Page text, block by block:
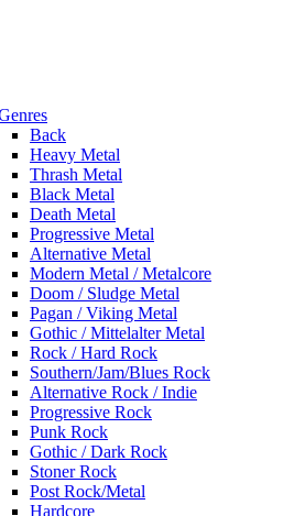
Back
Heavy Metal
Thrash Metal
Black Metal
Death Metal
Progressive Metal
Alternative Metal
Modern Metal / Metalcore
Doom / Sludge Metal
Pagan / Viking Metal
Gothic / Mittelalter Metal
Rock / Hard Rock
Southern/Jam/Blues Rock
Alternative Rock / Indie
Progressive Rock
Punk Rock
Gothic / Dark Rock
Stoner Rock
Post Rock/Metal
Hardcore